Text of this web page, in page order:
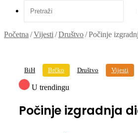
Početna /Vijesti /Društvo/Počinje
BiH Brčko Društvo Vijesti
U trendingu
Počinje izgradnja